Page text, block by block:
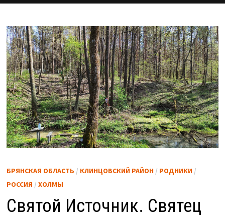
БРЯНСКАЯ ОБЛАСТЬ / КЛИНЦОВСКИЙ РАЙОН/ РОДНИКИ/
РОССИЯ / ХОЛМЫ
Святой Источник. Святец